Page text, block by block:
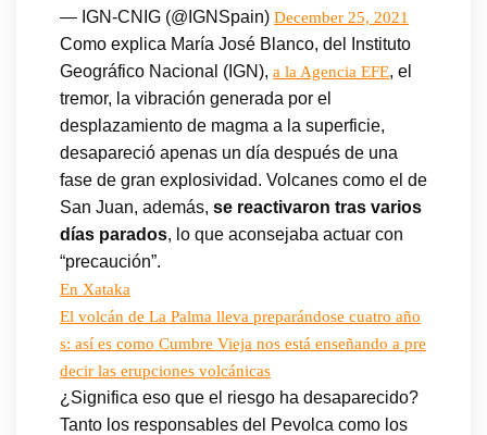
— IGN-CNIG (@IGNSpain) December 25, 2021
Como explica María José Blanco, del Instituto
Geográfico Nacional (IGN), a la Agencia EFE, el
tremor, la vibración generada por el
desplazamiento de magma a la superficie,
desapareció apenas un día después de una
fase de gran explosividad. Volcanes como el de
San Juan, además, se reactivaron tras varios
días parados, lo que aconsejaba actuar con
“precaución”.
En Xataka
El volcán de La Palma lleva preparándose cuatro año
s: así es como Cumbre Vieja nos está enseñando a pre
decir las erupciones volcánicas
¿Significa eso que el riesgo ha desaparecido?
Tanto los responsables del Pevolca como los